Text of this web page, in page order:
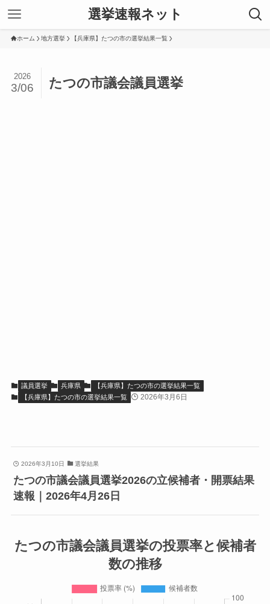
選挙速報ネット
ホーム 地方選挙 【兵庫県】たつの市の選挙結果一覧
たつの市議会議員選挙
2026
3/06
議員選挙 兵庫県
【兵庫県】たつの市の選挙結果一覧
【兵庫県】たつの市の選挙結果一覧
2026年3月6日
2026年3月10日 選挙結果
たつの市議会議員選挙2026の立候補者・開票結果
速報｜2026年4月26日
たつの市議会議員選挙の投票率と候補者
数の推移